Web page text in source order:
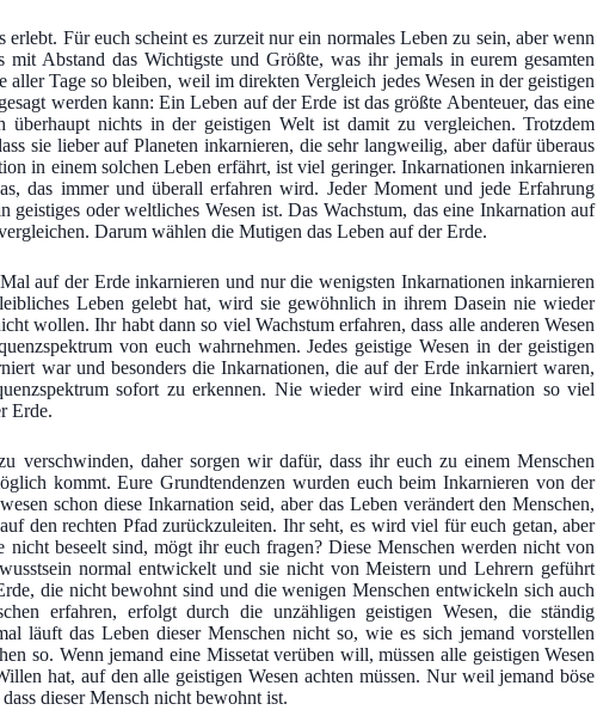
Für euch scheint es zurzeit nur ein normales Leben zu sein, aber wenn
Abstand das Wichtigste und Größte, was ihr jemals in eurem gesamten
Tage so bleiben, weil im direkten Vergleich jedes Wesen in der geistigen
werden kann: Ein Leben auf der Erde ist das größte Abenteuer, das eine
nichts in der geistigen Welt ist damit zu vergleichen. Trotzdem
sie lieber auf Planeten inkarnieren, die sehr langweilig, aber dafür überaus
in einem solchen Leben erfährt, ist viel geringer. Inkarnationen inkarnieren
das immer und überall erfahren wird. Jeder Moment und jede Erfahrung
geistiges oder weltliches Wesen ist. Das Wachstum, das eine Inkarnation auf
Darum wählen die Mutigen das Leben auf der Erde.
auf der Erde inkarnieren und nur die wenigsten Inkarnationen inkarnieren
Leben gelebt hat, wird sie gewöhnlich in ihrem Dasein nie wieder
wollen. Ihr habt dann so viel Wachstum erfahren, dass alle anderen Wesen
von euch wahrnehmen. Jedes geistige Wesen in der geistigen
war und besonders die Inkarnationen, die auf der Erde inkarniert waren,
sofort zu erkennen. Nie wieder wird eine Inkarnation so viel
Erde.
verschwinden, daher sorgen wir dafür, dass ihr euch zu einem Menschen
kommt. Eure Grundtendenzen wurden euch beim Inkarnieren von der
schon diese Inkarnation seid, aber das Leben verändert den Menschen,
den rechten Pfad zurückzuleiten. Ihr seht, es wird viel für euch getan, aber
nicht beseelt sind, mögt ihr euch fragen? Diese Menschen werden nicht von
normal entwickelt und sie nicht von Meistern und Lehrern geführt
die nicht bewohnt sind und die wenigen Menschen entwickeln sich auch
erfahren, erfolgt durch die unzähligen geistigen Wesen, die ständig
läuft das Leben dieser Menschen nicht so, wie es sich jemand vorstellen
so. Wenn jemand eine Missetat verüben will, müssen alle geistigen Wesen
hat, auf den alle geistigen Wesen achten müssen. Nur weil jemand böse
dieser Mensch nicht bewohnt ist.